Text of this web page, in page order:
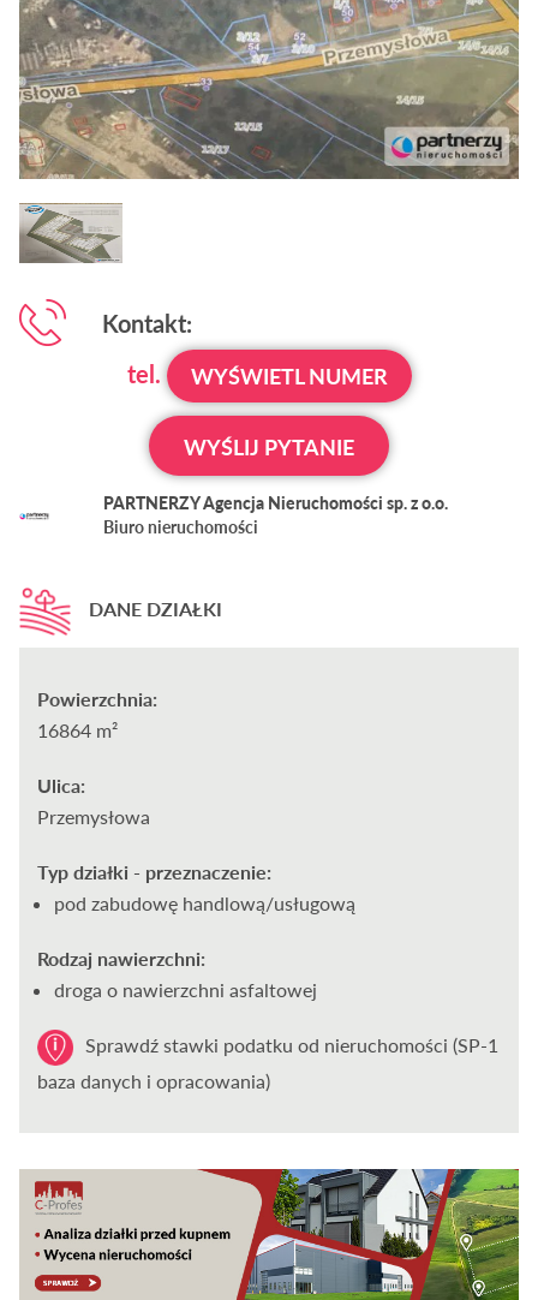
Kontakt:
tel.
WYŚWIETL NUMER
WYŚLIJ PYTANIE
PARTNERZY Agencja Nieruchomości sp. z o.o.
Biuro nieruchomości
DANE DZIAŁKI
Powierzchnia:
16864 m²
Ulica:
Przemysłowa
Typ działki - przeznaczenie:
pod zabudowę handlową/usługową
Rodzaj nawierzchni:
droga o nawierzchni asfaltowej
Sprawdź stawki podatku od nieruchomości (SP-1
baza danych i opracowania)